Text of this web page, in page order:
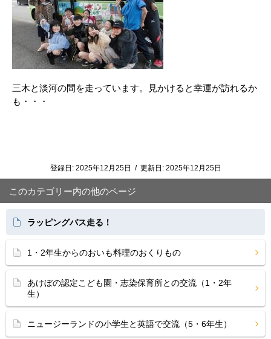
三木と淡河の間を走っています。見かけると幸運が訪れるか
も・・・
登録日: 2025年12月25日 / 更新日: 2025年12月25日
このカテゴリー内の他のページ
ラッピングバス走る！
1・2年生からのおいも料理のおくりもの
あけぼの認定こども園・志染保育所との交流（1・2年
生）
ニュージーランドの小学生と英語で交流（5・6年生）